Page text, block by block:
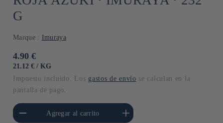
G
Marque : Imuraya
Precio
habitual
4.90 €
PRECIO
21.12 € / POR
KG
Impuesto incluido. Los gastos de envío se calculan en la
pantalla de pago.
para Default
Title
Agregar al carrito
Aumentar cantidad para Default
Title